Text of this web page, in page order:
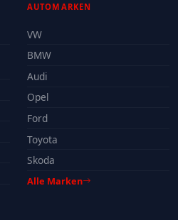
AUTOMARKEN
VW
BMW
Audi
Opel
Ford
Toyota
Skoda
Alle Marken